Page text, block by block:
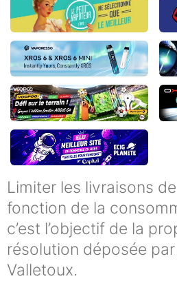
Limiter les livraisons
fonction de la
c’est l’objectif de la
résolution déposée
Valletoux.